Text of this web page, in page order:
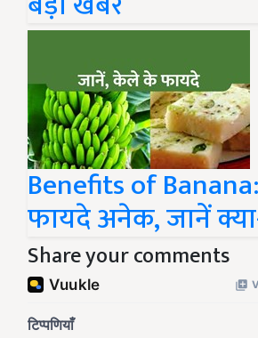
Benefits of
फायदे अनेक, जानें
Share your comments